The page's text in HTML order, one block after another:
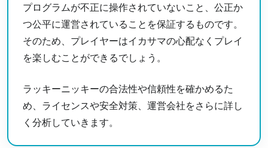
ラッキーニッキーの現行プロモーション
ラッキーニッキーのよくある質問
プログラムが不正に操作されていないこと、公正か
つ公平に運営されていることを保証するものです。
そのため、プレイヤーはイカサマの心配なくプレイ
を楽しむことができるでしょう​​。
ラッキーニッキーの合法性や信頼性を確かめるた
め、ライセンスや安全対策、運営会社をさらに詳し
く分析していきます。